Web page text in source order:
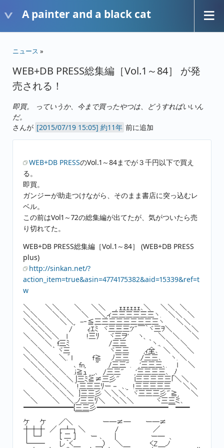
A painter and a black cat
ニュース »
WEB+DB PRESS総集編［Vol.1～84］ が発
売される！
即買。 っていうか、今まで買ったやつは、どうすればいいん
だ。
さんが
約11年 前に追加
WEB+DB PRESSのVol.1～84までが３千円以下で買え
る。
即買。
ガンジーが助走つけながら、そのまま書店に突っ込むレ
ベル。
この前はVol1～72の総集編が出てたが、気がついたら売
り切れてた。
WEB+DB PRESS総集編［Vol.1～84］ (WEB+DB PRESS
plus)
http://sinkan.net/?
action_item=true&asin=4774175382&aid=15339&ref=t
w